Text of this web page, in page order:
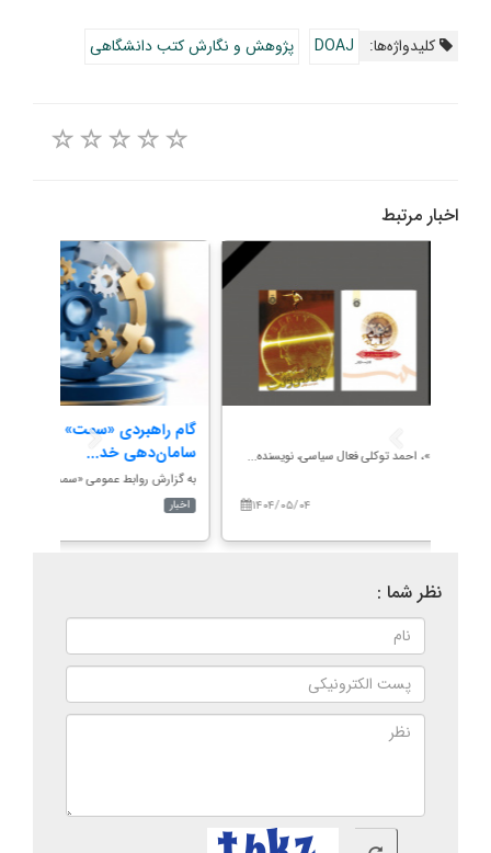
کلیدواژه‌ها: DOAJ پژوهش و نگارش کتب دانشگاهی
اخبار مرتبط
به گزارش روابط عمومی «سمت»، احمد توکلی فعال سیاسی، نویسنده...
نظر شما :